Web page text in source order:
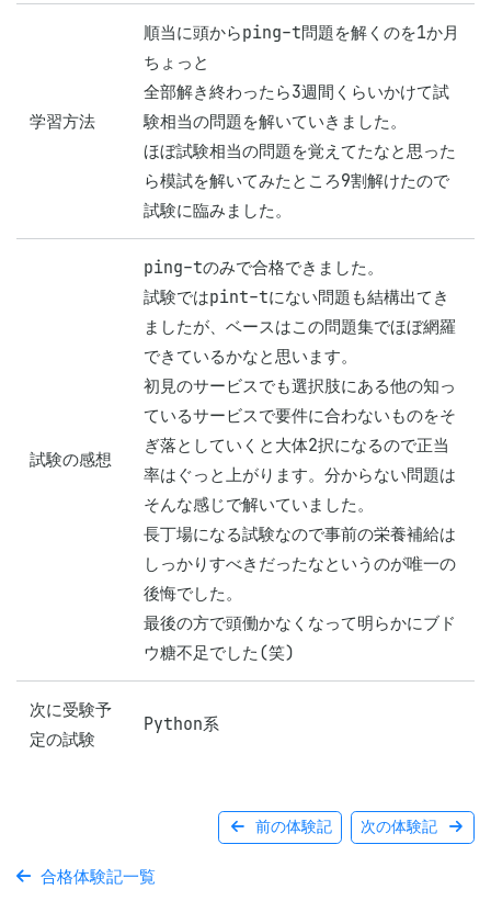
学習方法
順当に頭からping-t問題を解くのを1か月
ちょっと
全部解き終わったら3週間くらいかけて試
験相当の問題を解いていきました。
ほぼ試験相当の問題を覚えてたなと思った
ら模試を解いてみたところ9割解けたので
試験に臨みました。
試験の感想
ping-tのみで合格できました。
試験ではpint-tにない問題も結構出てき
ましたが、ベースはこの問題集でほぼ網羅
できているかなと思います。
初見のサービスでも選択肢にある他の知っ
ているサービスで要件に合わないものをそ
ぎ落としていくと大体2択になるので正当
率はぐっと上がります。分からない問題は
そんな感じで解いていました。
長丁場になる試験なので事前の栄養補給は
しっかりすべきだったなというのが唯一の
後悔でした。
最後の方で頭働かなくなって明らかにブド
ウ糖不足でした(笑)
次に受験予
定の試験
Python系
前の体験記 次の体験記
合格体験記一覧